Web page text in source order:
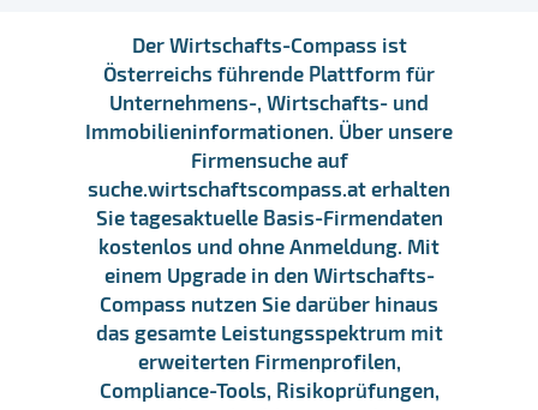
Der Wirtschafts-Compass ist
Österreichs führende Plattform für
Unternehmens-, Wirtschafts- und
Immobilieninformationen. Über unsere
Firmensuche auf
suche.wirtschaftscompass.at erhalten
Sie tagesaktuelle Basis-Firmendaten
kostenlos und ohne Anmeldung. Mit
einem Upgrade in den Wirtschafts-
Compass nutzen Sie darüber hinaus
das gesamte Leistungsspektrum mit
erweiterten Firmenprofilen,
Compliance-Tools, Risikoprüfungen,